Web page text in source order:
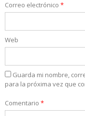
Correo electrónico *
Web
Guarda mi nombre,
para la próxima vez que
Comentario *